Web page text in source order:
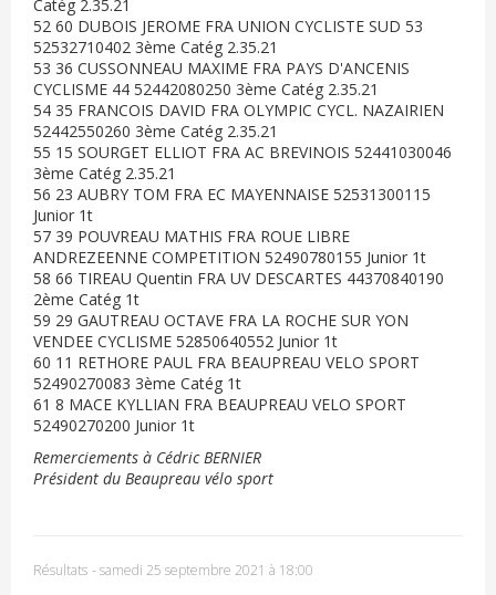
Catég 2.35.21
52 60 DUBOIS JEROME FRA UNION CYCLISTE SUD 53
52532710402 3ème Catég 2.35.21
53 36 CUSSONNEAU MAXIME FRA PAYS D'ANCENIS
CYCLISME 44 52442080250 3ème Catég 2.35.21
54 35 FRANCOIS DAVID FRA OLYMPIC CYCL. NAZAIRIEN
52442550260 3ème Catég 2.35.21
55 15 SOURGET ELLIOT FRA AC BREVINOIS 52441030046
3ème Catég 2.35.21
56 23 AUBRY TOM FRA EC MAYENNAISE 52531300115
Junior 1t
57 39 POUVREAU MATHIS FRA ROUE LIBRE
ANDREZEENNE COMPETITION 52490780155 Junior 1t
58 66 TIREAU Quentin FRA UV DESCARTES 44370840190
2ème Catég 1t
59 29 GAUTREAU OCTAVE FRA LA ROCHE SUR YON
VENDEE CYCLISME 52850640552 Junior 1t
60 11 RETHORE PAUL FRA BEAUPREAU VELO SPORT
52490270083 3ème Catég 1t
61 8 MACE KYLLIAN FRA BEAUPREAU VELO SPORT
52490270200 Junior 1t
Remerciements à Cédric BERNIER
Président du Beaupreau vélo sport
Résultats - samedi 25 septembre 2021 à 18:00